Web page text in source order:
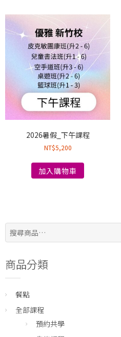
2026暑假_下午課程
NT$5,200
加入購物車
搜
尋:
商品分類
餐點
全部課程
預約共學